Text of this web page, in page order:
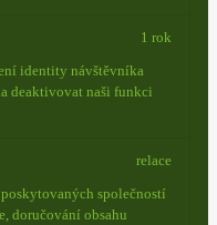
identity návštěvníka
deaktivovat naši funkci
1 rok
společností
doručování obsahu
relace